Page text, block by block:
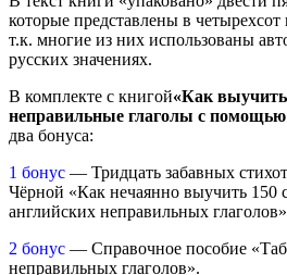
которые представлены в четырехсот
т.к. многие из них использованы
русских значениях.
В комплекте с книгой«Как выучить
неправильные глаголы с
два бонуса:
1 бонус — Тридцать забавных
Чёрной «Как нечаянно выучить 150
английских неправильных
2 бонус — Справочное пособие
неправильных глаголов».